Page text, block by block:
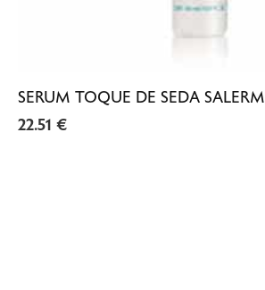
SERUM TOQUE DE SEDA SALERM
22.51 €